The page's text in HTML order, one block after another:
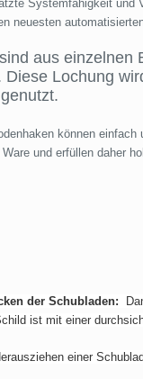
Systemfähigkeit
neuesten
aus
Diese Lochung
genutzt.
können
und erfüllen daher
der Schubladen:
ist mit einer
einer